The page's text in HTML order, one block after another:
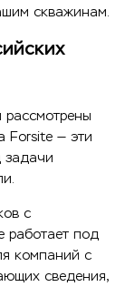
скважинам.
Forsite — эти
задачи
с
работает под
компаний с
сведения,